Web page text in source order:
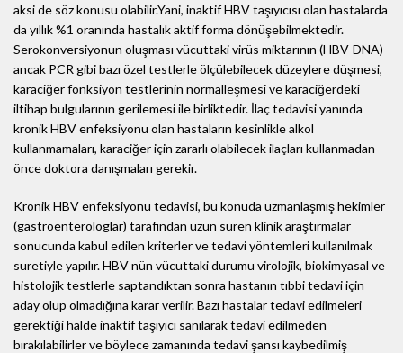
aksi de söz konusu olabilir.Yani, inaktif HBV taşıyıcısı olan hastalarda
da yıllık %1 oranında hastalık aktif forma dönüşebilmektedir.
Serokonversiyonun oluşması vücuttaki virüs miktarının (HBV-DNA)
ancak PCR gibi bazı özel testlerle ölçülebilecek düzeylere düşmesi,
karaciğer fonksiyon testlerinin normalleşmesi ve karaciğerdeki
iltihap bulgularının gerilemesi ile birliktedir. İlaç tedavisi yanında
kronik HBV enfeksiyonu olan hastaların kesinlikle alkol
kullanmamaları, karaciğer için zararlı olabilecek ilaçları kullanmadan
önce doktora danışmaları gerekir.
Kronik HBV enfeksiyonu tedavisi, bu konuda uzmanlaşmış hekimler
(gastroenterologlar) tarafından uzun süren klinik araştırmalar
sonucunda kabul edilen kriterler ve tedavi yöntemleri kullanılmak
suretiyle yapılır. HBV nün vücuttaki durumu virolojik, biokimyasal ve
histolojik testlerle saptandıktan sonra hastanın tıbbi tedavi için
aday olup olmadığına karar verilir. Bazı hastalar tedavi edilmeleri
gerektiği halde inaktif taşıyıcı sanılarak tedavi edilmeden
bırakılabilirler ve böylece zamanında tedavi şansı kaybedilmiş